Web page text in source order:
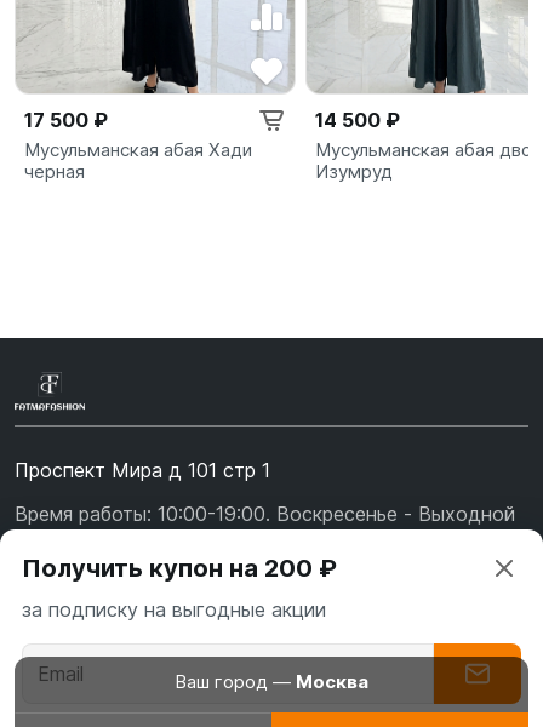
17 500 ₽
Мусульманская абая Хади
черная
14 500 ₽
Мусульманская абая
Изумруд
Проспект Мира д 101 стр 1
Время работы: 10:00-19:00. Воскресенье - Выходной
+7 (926) 478-75-47
fatmafashion@mail.ru
О бренде
Получить купон на 200 ₽
за подписку на выгодные акции
Ваш город — Москва